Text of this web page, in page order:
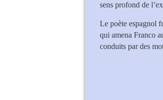
sens profond de
Le poète espagnol
qui amena Franco
conduits par des